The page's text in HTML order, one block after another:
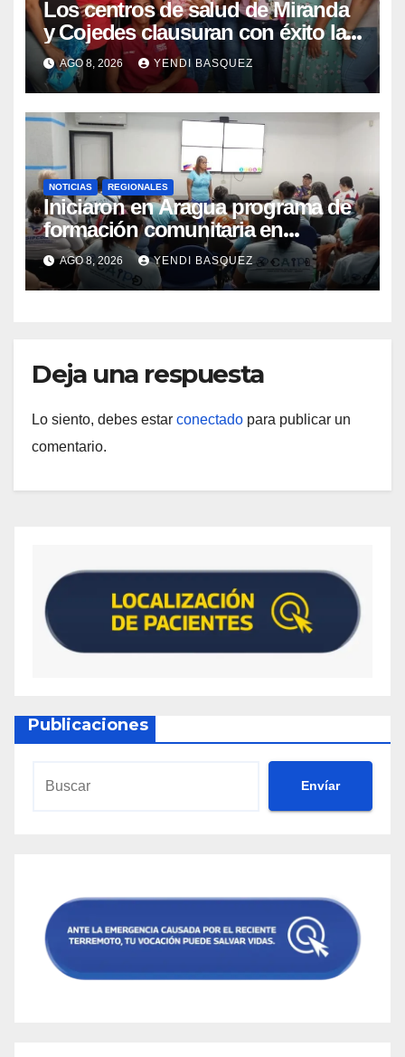
Los centros de salud de Miranda
y Cojedes clausuran con éxito la
Semana Mundial de la Lactancia
Materna
AGO 8, 2026 YENDI BASQUEZ
NOTICIAS REGIONALES
Iniciaron en Aragua programa de
formación comunitaria en
atención a personas con
discapacidad
AGO 8, 2026 YENDI BASQUEZ
Deja una respuesta
Lo siento, debes estar conectado para publicar un
comentario.
Publicaciones
Envíar